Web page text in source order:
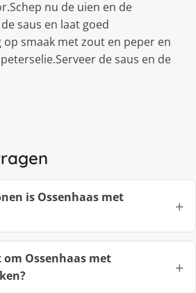
nu de uien en de
saus en laat goed
smaak met zout en peper en
de saus en de
is Ossenhaas met
Ossenhaas met